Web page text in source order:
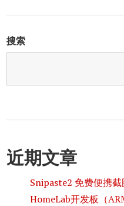
搜索
近期文章
Snipaste2 免费便携
HomeLab开发板（